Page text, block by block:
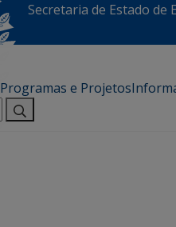
Secretaria de Estado de
Programas e Projetos